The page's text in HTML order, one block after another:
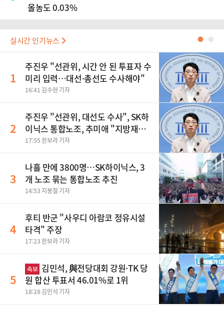
올농도 0.03%
실시간 인기뉴스 ●
1
주진우 "선관위, 시간 안 된 투표자 수
미리 입력…대선·총선도 수사해야"
16:41 김수현 기자
2
주진우 "선관위, 대선도 수사", SK하
이닉스 통합노조, 추미애 "지방재정
바꿔야", 세제개편 이달 정리 등
17:55 한보라 기자
3
나흘 만에 3800명…SK하이닉스, 3
개 노조 묶는 통합노조 추진
14:53 지봉철 기자
4
후티 반군 "사우디 아람코 정유시설
타격" 주장
17:23 한보라 기자
5
속보 김민석, 與전당대회 강원·TK 당
원 합산 투표서 46.01%로 1위
18:28 김민석 기자